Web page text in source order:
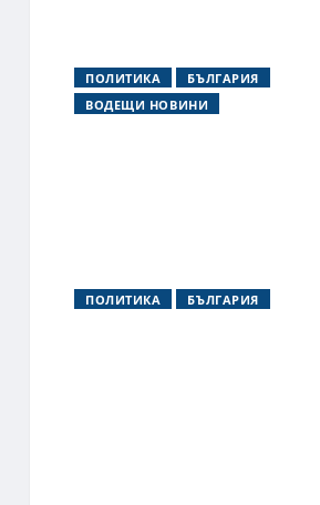
ПОЛИТИКА
БЪЛГАРИЯ
ВОДЕЩИ НОВИНИ
ПОЛИТИКА БЪЛГАРИЯ